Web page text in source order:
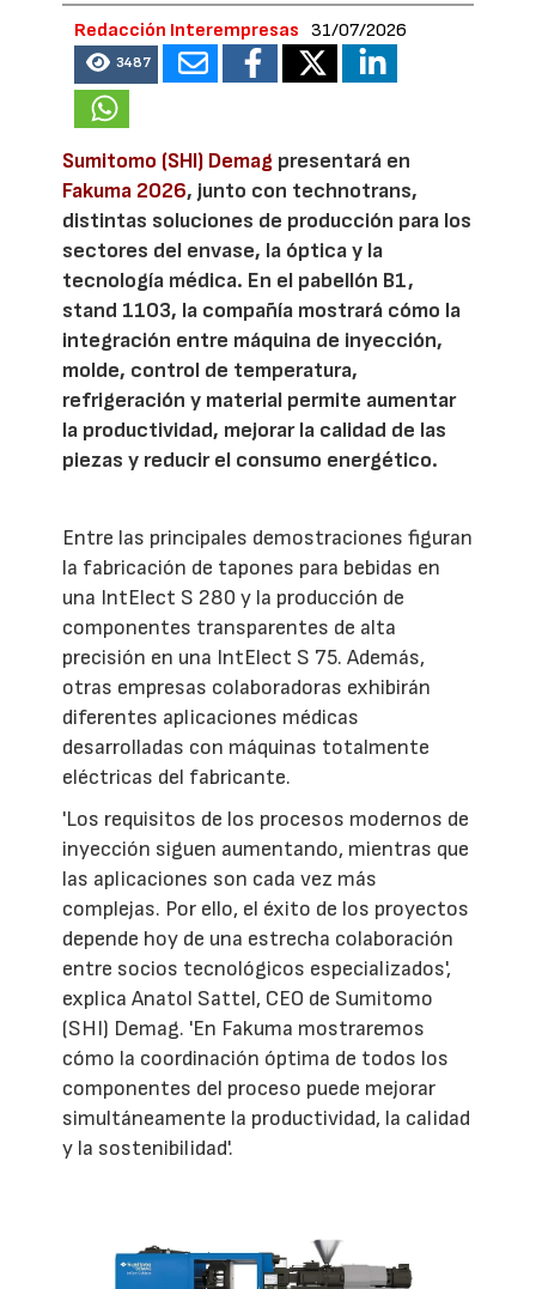
Redacción Interempresas 31/07/2026
3487
Sumitomo (SHI) Demag presentará en
Fakuma 2026, junto con technotrans,
distintas soluciones de producción para los
sectores del envase, la óptica y la
tecnología médica. En el pabellón B1,
stand 1103, la compañía mostrará cómo la
integración entre máquina de inyección,
molde, control de temperatura,
refrigeración y material permite aumentar
la productividad, mejorar la calidad de las
piezas y reducir el consumo energético.
Entre las principales demostraciones figuran
la fabricación de tapones para bebidas en
una IntElect S 280 y la producción de
componentes transparentes de alta
precisión en una IntElect S 75. Además,
otras empresas colaboradoras exhibirán
diferentes aplicaciones médicas
desarrolladas con máquinas totalmente
eléctricas del fabricante.
'Los requisitos de los procesos modernos de
inyección siguen aumentando, mientras que
las aplicaciones son cada vez más
complejas. Por ello, el éxito de los proyectos
depende hoy de una estrecha colaboración
entre socios tecnológicos especializados',
explica Anatol Sattel, CEO de Sumitomo
(SHI) Demag. 'En Fakuma mostraremos
cómo la coordinación óptima de todos los
componentes del proceso puede mejorar
simultáneamente la productividad, la calidad
y la sostenibilidad'.